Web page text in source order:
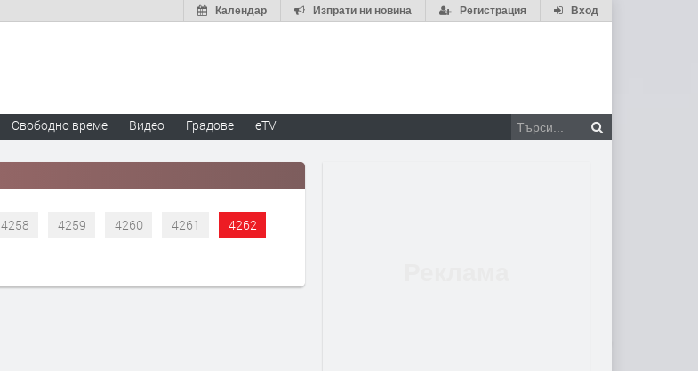
Вход
Регистрация
Изпрати ни новина
Календар
Свободно време Видео Градове eTV
4258 4259 4260 4261 4262